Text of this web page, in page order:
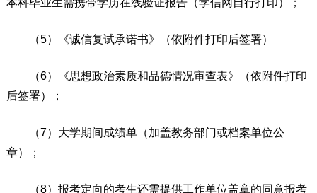
本科毕业生需携带学历在线验证报告（学信网自行打印）；
（5）《诚信复试承诺书》（依附件打印后签署）
（6）《思想政治素质和品德情况审查表》（依附件打印
后签署）；
（7）大学期间成绩单（加盖教务部门或档案单位公
章）；
（8）报考定向的考生还需提供工作单位盖章的同意报考